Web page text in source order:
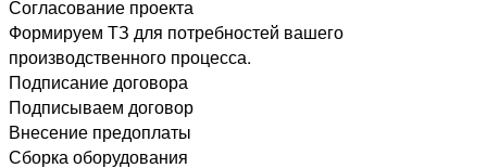
Согласование проекта
Формируем ТЗ для потребностей вашего
производственного процесса.
Подписание договора
Подписываем договор
Внесение предоплаты
Сборка оборудования